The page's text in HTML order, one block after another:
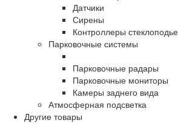
Датчики
Сирены
Контроллеры
Парковочные системы
Парковочные радары
Парковочные мониторы
Камеры заднего вида
Атмосферная подсветка
Другие товары